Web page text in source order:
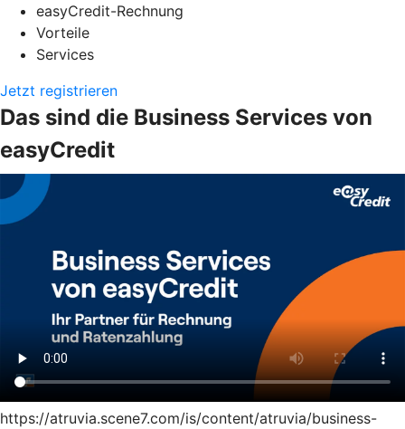
easyCredit-Rechnung
Vorteile
Services
Jetzt registrieren
Das sind die Business Services von
easyCredit
https://atruvia.scene7.com/is/content/atruvia/business-